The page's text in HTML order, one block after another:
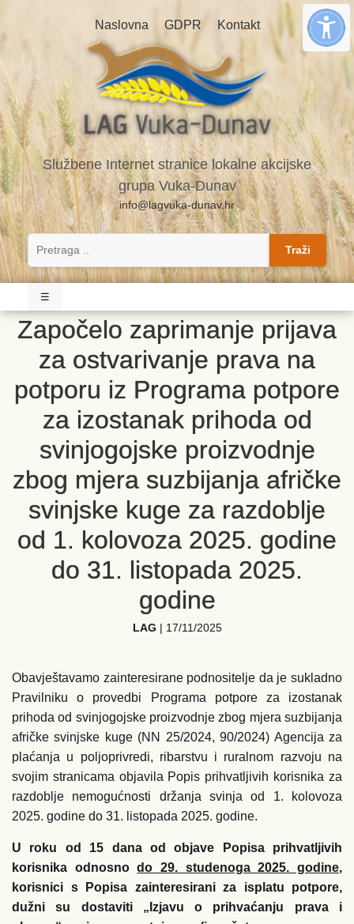
Naslovna GDPR Kontakt
Službene Internet stranice lokalne akcijske
grupa Vuka-Dunav
info@lagvuka-dunav.hr
Traži
☰
Započelo zaprimanje prijava
za ostvarivanje prava na
potporu iz Programa potpore
za izostanak prihoda od
svinjogojske proizvodnje
zbog mjera suzbijanja afričke
svinjske kuge za razdoblje
od 1. kolovoza 2025. godine
do 31. listopada 2025.
godine
LAG | 17/11/2025
Obavještavamo zainteresirane podnositelje da je sukladno
Pravilniku o provedbi Programa potpore za izostanak
prihoda od svinjogojske proizvodnje zbog mjera suzbijanja
afričke svinjske kuge (NN 25/2024, 90/2024) Agencija za
plaćanja u poljoprivredi, ribarstvu i ruralnom razvoju na
svojim stranicama objavila Popis prihvatljivih korisnika za
razdoblje nemogućnosti držanja svinja od 1. kolovoza
2025. godine do 31. listopada 2025. godine.
U roku od 15 dana od objave Popisa prihvatljivih
korisnika odnosnodo 29. studenoga 2025. godine,
korisnici s Popisa zainteresirani za isplatu potpore,
dužni su dostaviti „Izjavu o prihvaćanju prava i